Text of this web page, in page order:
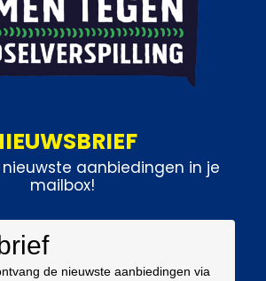
aanbiedingen in je
mailbox!
de nieuwste aanbiedingen via